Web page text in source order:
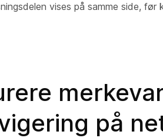
vises på samme side, før
på